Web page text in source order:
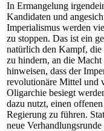
In Ermangelung
Kandidaten und
Imperialismus werden
zu stoppen. Das ist ein
natürlich den Kampf, die
zu hindern, an die
hinweisen, dass der
revolutionäre Mittel und
Oligarchie besiegt
dazu nutzt, einen
Regierung zu führen.
neue